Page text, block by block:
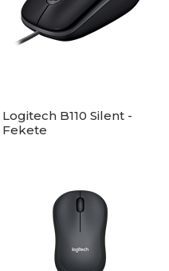
Logitech B110 Silent -
Fekete